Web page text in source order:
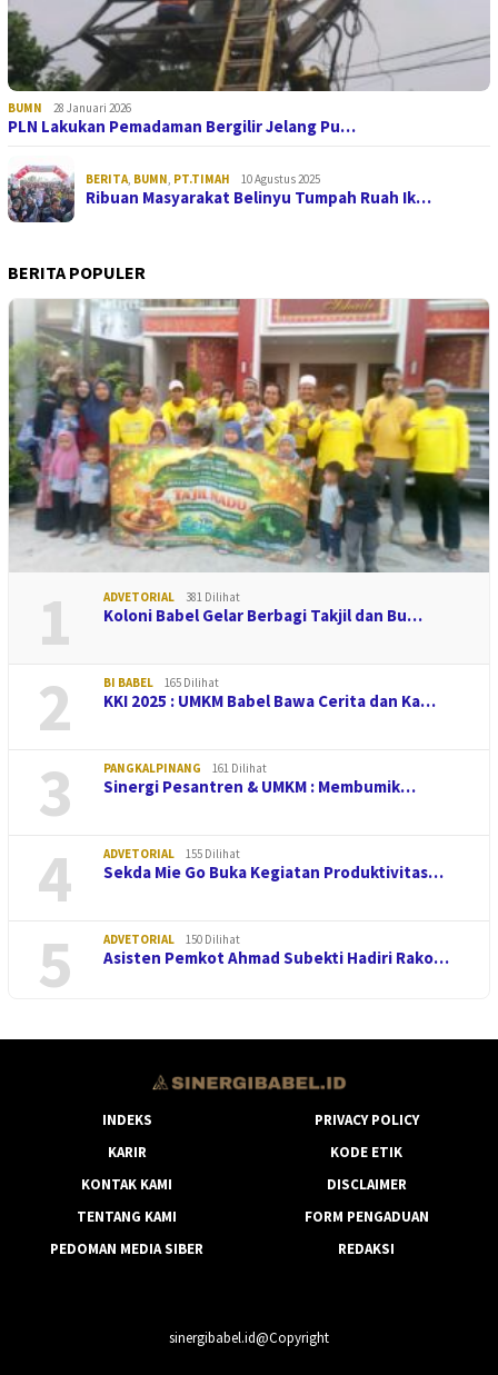
BUMN 28 Januari 2026
PLN Lakukan Pemadaman Bergilir Jelang Pu…
BERITA, BUMN, PT.TIMAH 10 Agustus 2025
Ribuan Masyarakat Belinyu Tumpah Ruah Ik…
BERITA POPULER
1 ADVETORIAL 381 Dilihat
Koloni Babel Gelar Berbagi Takjil dan Bu…
2 BI BABEL 165 Dilihat
KKI 2025 : UMKM Babel Bawa Cerita dan Ka…
3 PANGKALPINANG 161 Dilihat
Sinergi Pesantren & UMKM : Membumik…
4 ADVETORIAL 155 Dilihat
Sekda Mie Go Buka Kegiatan Produktivitas…
5 ADVETORIAL 150 Dilihat
Asisten Pemkot Ahmad Subekti Hadiri Rako…
INDEKS
PRIVACY POLICY
KARIR
KODE ETIK
KONTAK KAMI
DISCLAIMER
TENTANG KAMI
FORM PENGADUAN
PEDOMAN MEDIA SIBER
REDAKSI
sinergibabel.id@Copyright